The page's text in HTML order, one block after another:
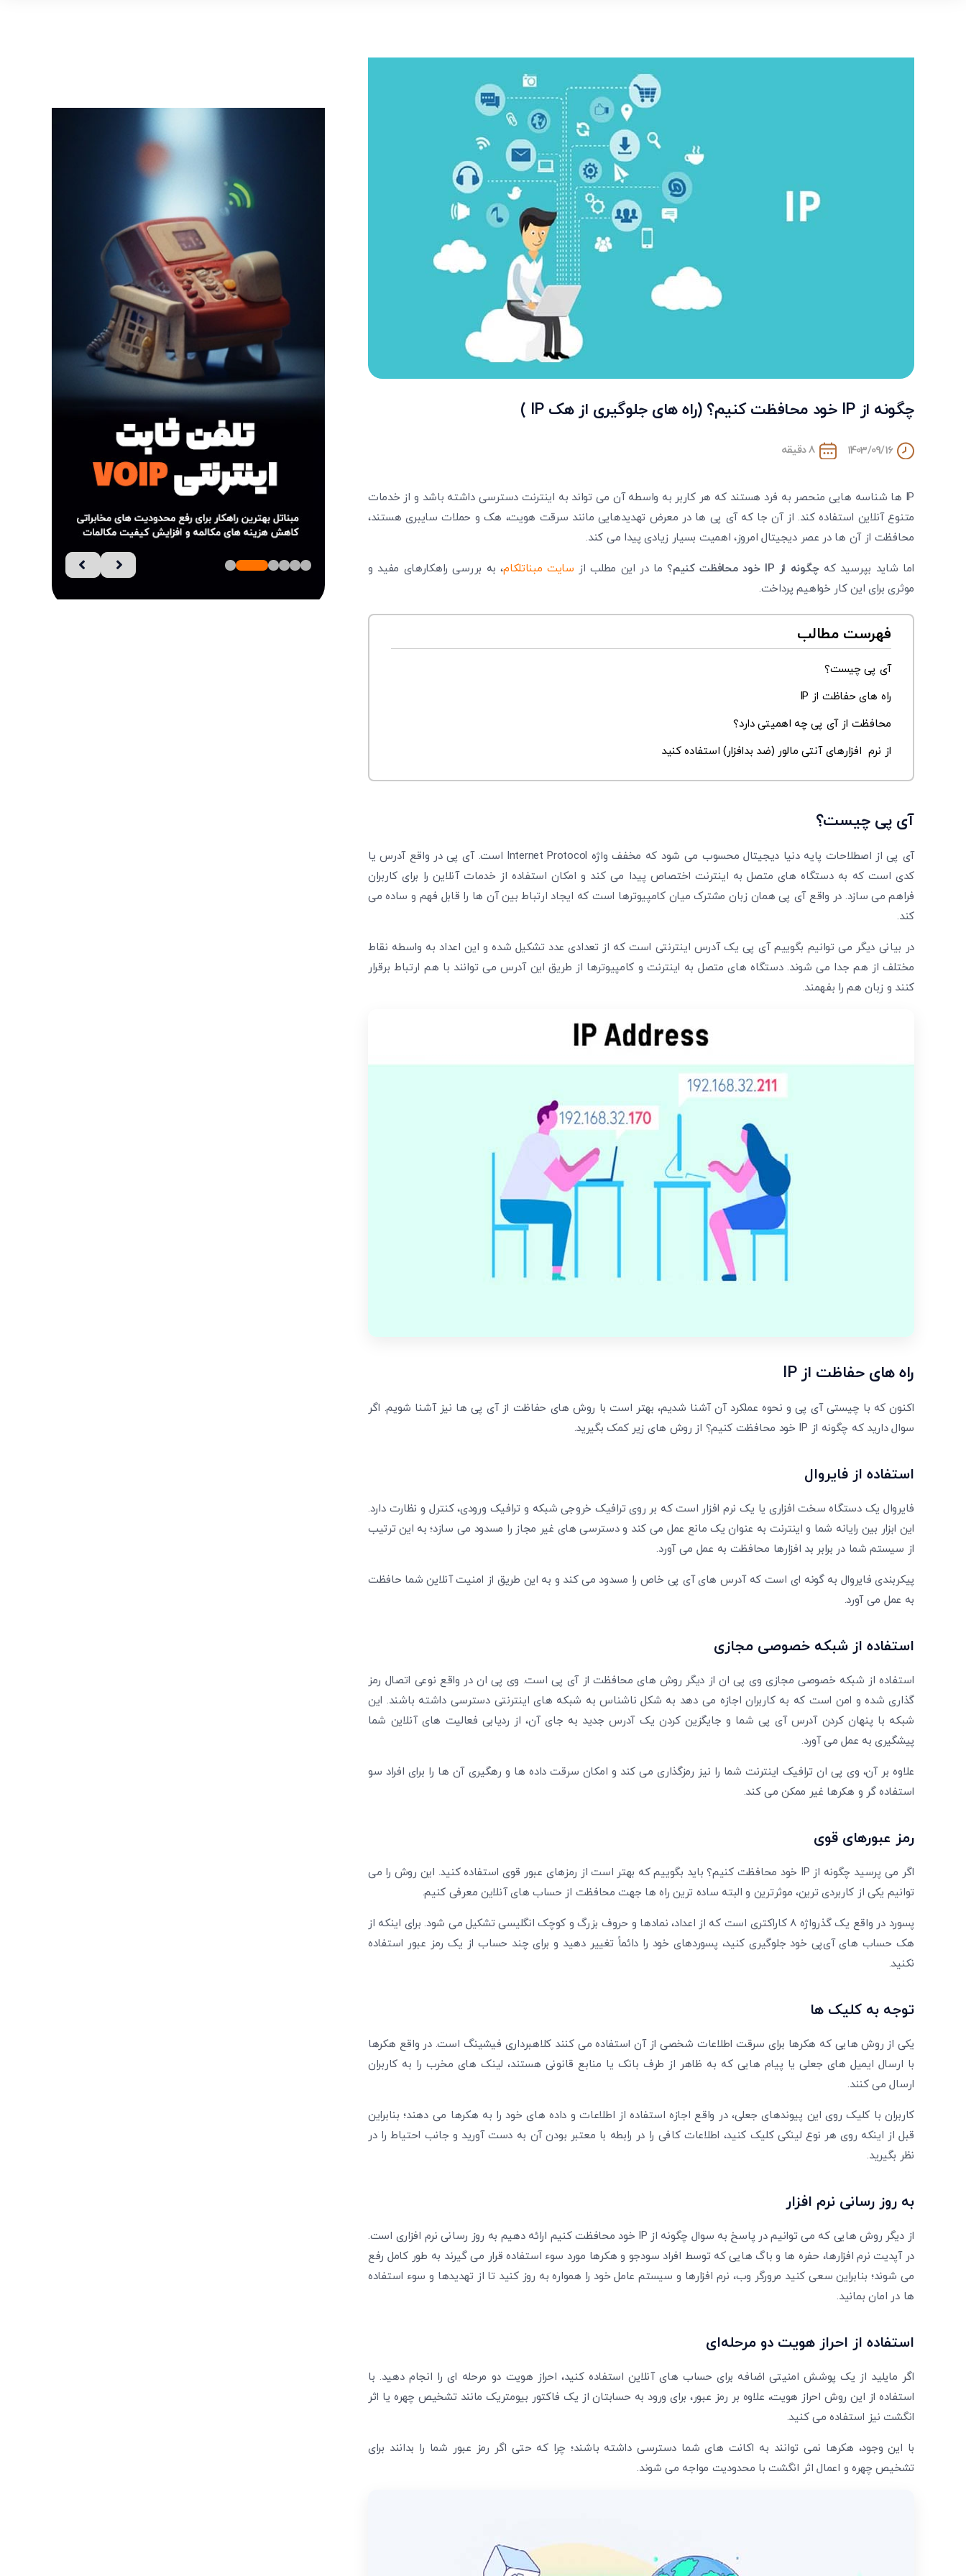
چگونه از IP خود محافظت کنیم؟ (راه های جلوگیری از هک IP )
1403/09/16 8 دقیقه
IP ها شناسه هایی منحصر به فرد هستند که هر کاربر به واسطه آن می ‌تواند به اینترنت دسترسی داشته باشد و از خدمات
متنوع آنلاین استفاده کند. از آن جا که آی پی ‌ها در معرض تهدیدهایی مانند سرقت هویت، هک و حملات سایبری هستند،
محافظت از آن ها در عصر دیجیتال امروز، اهمیت بسیار زیادی پیدا می ‌کند.
اما شاید بپرسید کهچگونه از IP خود محافظت کنیم؟ ما در این مطلب از سایت مبناتلکام، به بررسی راهکارهای مفید و
موثری برای این کار خواهیم پرداخت.
فهرست مطالب
آی پی چیست؟
راه های حفاظت از IP
محافظت از آی پی چه اهمیتی دارد؟
از نرم افزارهای آنتی مالور (ضد بدافزار) استفاده کنید
آی پی چیست؟
آی پی از اصطلاحات پایه دنیا دیجیتال محسوب می ‌شود که مخفف واژه Internet Protocol است. آی پی در واقع آدرس یا
کدی است که به دستگاه ‌های متصل به اینترنت اختصاص پیدا می‌ کند و امکان استفاده از خدمات آنلاین را برای کاربران
فراهم می ‌سازد. در واقع آی پی همان زبان مشترک میان کامپیوترها است که ایجاد ارتباط بین آن ها را قابل فهم و ساده می
‌کند.
در بیانی دیگر می ‌توانیم بگوییم آی پی یک آدرس اینترنتی است که از تعدادی عدد تشکیل شده و این اعداد به واسطه نقاط
مختلف از هم جدا می ‌شوند. دستگاه ‌های متصل به اینترنت و کامپیوترها از طریق این آدرس می ‌توانند با هم ارتباط برقرار
کنند و زبان هم را بفهمند.
راه های حفاظت ازIP
اکنون که با چیستی آی پی و نحوه عملکرد آن آشنا شدیم، بهتر است با روش ‌های حفاظت از آی پی ‌ها نیز آشنا شویم. اگر
سوال دارید که چگونه از IP خود محافظت کنیم؟ از روش ‌های زیر کمک بگیرید.
استفاده از فایروال
فایروال یک دستگاه سخت ‌افزاری یا یک نرم ‌افزار است که بر روی ترافیک خروجی شبکه و ترافیک ورودی، کنترل و نظارت دارد.
این ابزار بین رایانه شما و اینترنت به عنوان یک مانع عمل می ‌کند و دسترسی ‌های غیر مجاز را مسدود می ‌سازد؛ به این ترتیب
از سیستم شما در برابر بد افزارها محافظت به عمل می ‌آورد.
پیکربندی فایروال به گونه ای است که آدرس ‌های آی پی خاص را مسدود می ‌کند و به این طریق از امنیت آنلاین شما حافظت
به عمل می ‌آورد.
استفاده از شبکه خصوصی مجازی
استفاده از شبکه خصوصی مجازی وی پی ان از دیگر روش ‌های محافظت از آی پی است. وی پی ان در واقع نوعی اتصال رمز
گذاری شده و امن است که به کاربران اجازه می ‌دهد به شکل ناشناس به شبکه‌ های اینترنتی دسترسی داشته باشند. این
شبکه با پنهان کردن آدرس آی پی شما و جایگزین کردن یک آدرس جدید به جای آن، از ردیابی فعالیت‌ های آنلاین شما
پیشگیری به عمل می ‌آورد.
علاوه بر آن، وی پی ان ترافیک اینترنت شما را نیز رمزگذاری می ‌کند و امکان سرقت داده‌ ها و رهگیری آن ها را برای افراد سو
استفاده گر و هکرها غیر ممکن می‌ کند.
رمز عبورهای قوی
اگر می پرسید چگونه از IP خود محافظت کنیم؟ باید بگوییم که بهتر است از رمزهای عبور قوی استفاده کنید. این روش را می‌
توانیم یکی از کاربردی‌ ترین، موثرترین و البته ساده ‌ترین راه ‌ها جهت محافظت از حساب ‌های آنلاین معرفی کنیم.
پسورد در واقع یک گذرواژه ۸ کاراکتری است که از اعداد، نمادها و حروف بزرگ و کوچک انگلیسی تشکیل می‌ شود. برای اینکه از
هک حساب ‌های آی‌پی خود جلوگیری کنید، پسوردهای خود را دائماً تغییر دهید و برای چند حساب از یک رمز عبور استفاده
نکنید.
توجه به کلیک‌ ها
یکی از روش ‌هایی که هکرها برای سرقت اطلاعات شخصی از آن استفاده می ‌کنند کلاهبرداری فیشینگ است. در واقع هکرها
با ارسال ایمیل‌ های جعلی یا پیام ‌هایی که به ظاهر از طرف بانک یا منابع قانونی هستند، لینک ‌های مخرب را به کاربران
ارسال می ‌کنند.
کاربران با کلیک روی این پیوندهای جعلی، در واقع اجازه استفاده از اطلاعات و داده‌ های خود را به هکرها می‌ دهند؛ بنابراین
قبل از اینکه روی هر نوع لینکی کلیک کنید، اطلاعات کافی را در رابطه با معتبر بودن آن به دست آورید و جانب احتیاط را در
نظر بگیرید.
به روز رسانی نرم افزار
از دیگر روش‌ هایی که می ‌توانیم در پاسخ به سوال چگونه از IP خود محافظت کنیم ارائه دهیم به روز رسانی نرم ‌افزاری است.
در آپدیت نرم ‌افزارها، حفره ‌ها و باگ‌ هایی که توسط افراد سودجو و هکرها مورد سوء استفاده قرار می ‌گیرند به طور کامل رفع
می ‌شوند؛ بنابراین سعی کنید مرورگر وب، نرم‌ افزارها و سیستم عامل خود را همواره به روز کنید تا از تهدیدها و سوء استفاده‌
ها در امان بمانید.
استفاده از احراز هویت دو مرحله‌ای
اگر مایلید از یک پوشش امنیتی اضافه برای حساب‌ های آنلاین استفاده کنید، احراز هویت دو مرحله ای را انجام دهید. با
استفاده از این روش احراز هویت، علاوه بر رمز عبور، برای ورود به حسابتان از یک فاکتور بیومتریک مانند تشخیص چهره یا اثر
انگشت نیز استفاده می کنید.
با این وجود، هکرها نمی ‌توانند به اکانت ‌های شما دسترسی داشته باشند؛ چرا که حتی اگر رمز عبور شما را بدانند برای
تشخیص چهره و اعمال اثر انگشت با محدودیت مواجه می ‌شوند.
کد ارسال شده را وارد کنید